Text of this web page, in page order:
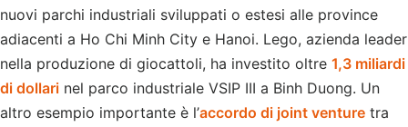
nuovi parchi industriali sviluppati o estesi alle province
adiacenti a Ho Chi Minh City e Hanoi. Lego, azienda leader
nella produzione di giocattoli, ha investito oltre 1,3 miliardi
di dollari nel parco industriale VSIP III a Binh Duong. Un
altro esempio importante è l’accordo di joint venture tra